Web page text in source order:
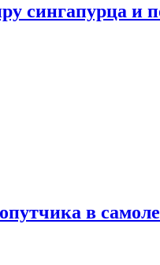
сингапурца и
в